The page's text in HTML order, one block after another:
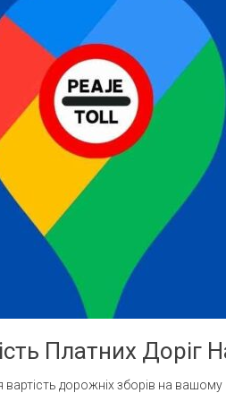
Платних Доріг
вартість дорожніх зборів на